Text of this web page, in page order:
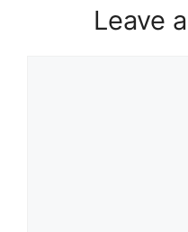
Leave